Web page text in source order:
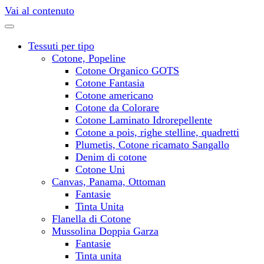
Vai al contenuto
Tessuti per tipo
Cotone, Popeline
Cotone Organico GOTS
Cotone Fantasia
Cotone americano
Cotone da Colorare
Cotone Laminato Idrorepellente
Cotone a pois, righe stelline, quadretti
Plumetis, Cotone ricamato Sangallo
Denim di cotone
Cotone Uni
Canvas, Panama, Ottoman
Fantasie
Tinta Unita
Flanella di Cotone
Mussolina Doppia Garza
Fantasie
Tinta unita